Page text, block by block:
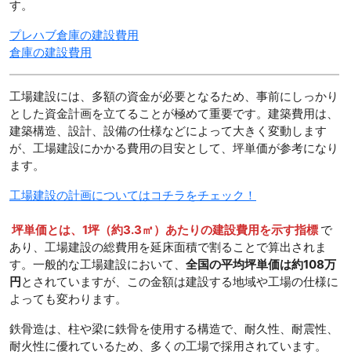
す。
プレハブ倉庫の建設費用
倉庫の建設費用
工場建設には、多額の資金が必要となるため、事前にしっかり
とした資金計画を立てることが極めて重要です。建築費用は、
建築構造、設計、設備の仕様などによって大きく変動します
が、工場建設にかかる費用の目安として、坪単価が参考になり
ます。
工場建設の計画についてはコチラをチェック！
坪単価とは、1坪（約3.3㎡）あたりの建設費用を示す指標 で
あり、工場建設の総費用を延床面積で割ることで算出されま
す。一般的な工場建設において、 全国の平均坪単価は約108万
円とされていますが、この金額は建設する地域や工場の仕様に
よっても変わります。
鉄骨造は、柱や梁に鉄骨を使用する構造で、耐久性、耐震性、
耐火性に優れているため、多くの工場で採用されています。